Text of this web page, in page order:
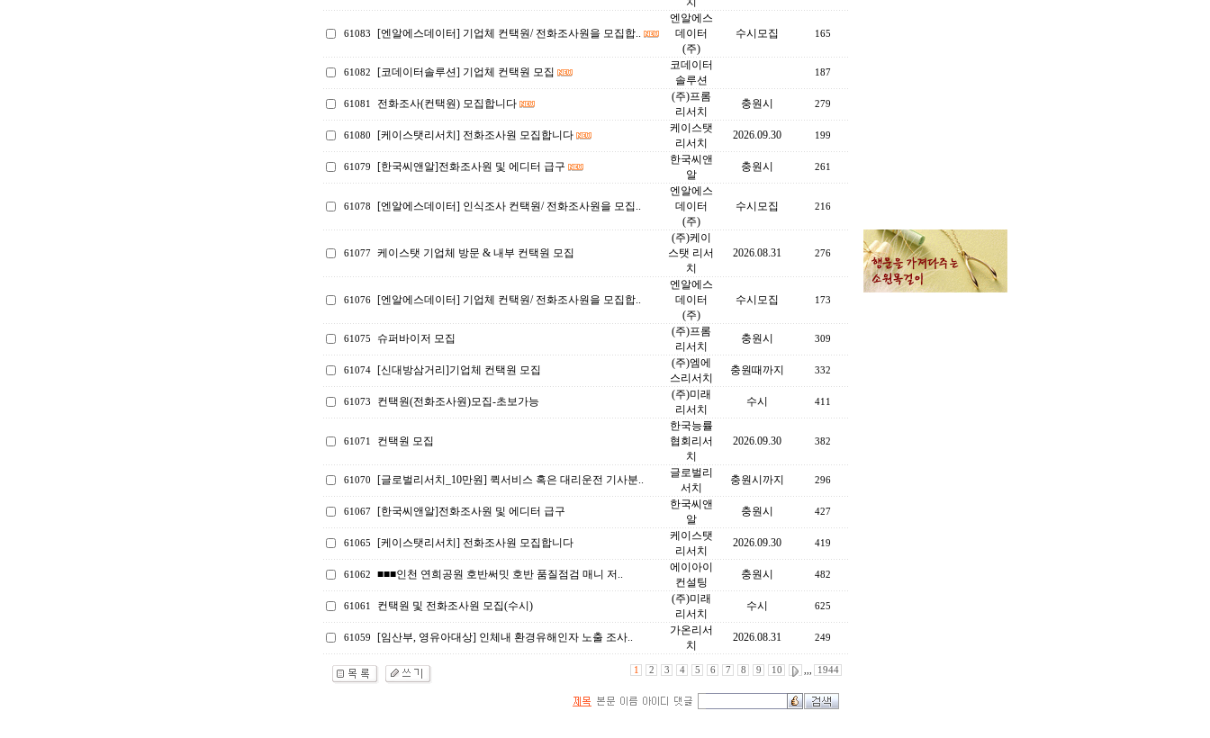
61083 [엔알에스데이터] 기업체 컨택원/ 전화조사원을 모집합..
엔알에스
데이터
(주)
수시모집 165
61082 [코데이터솔루션] 기업체 컨택원 모집
코데이터
솔루션
187
61081 전화조사(컨택원) 모집합니다
(주)프롬
리서치
충원시 279
61080 [케이스탯리서치] 전화조사원 모집합니다
케이스탯
리서치
2026.09.30 199
61079 [한국씨앤알]전화조사원 및 에디터 급구
한국씨앤
알
충원시 261
61078 [엔알에스데이터] 인식조사 컨택원/ 전화조사원을 모집..
엔알에스
데이터
(주)
수시모집 216
61077 케이스탯 기업체 방문 & 내부 컨택원 모집
(주)케이
스탯 리서
치
2026.08.31 276
61076 [엔알에스데이터] 기업체 컨택원/ 전화조사원을 모집합..
엔알에스
데이터
(주)
수시모집 173
61075 슈퍼바이저 모집
(주)프롬
리서치
충원시 309
61074 [신대방삼거리]기업체 컨택원 모집
(주)엠에
스리서치
충원때까지 332
61073 컨택원(전화조사원)모집-초보가능
(주)미래
리서치
수시 411
61071 컨택원 모집
한국능률
협회리서
치
2026.09.30 382
61070 [글로벌리서치_10만원] 퀵서비스 혹은 대리운전 기사분..
글로벌리
서치
충원시까지 296
61067 [한국씨앤알]전화조사원 및 에디터 급구
한국씨앤
알
충원시 427
61065 [케이스탯리서치] 전화조사원 모집합니다
케이스탯
리서치
2026.09.30 419
61062 ■■■인천 연희공원 호반써밋 호반 품질점검 매니 저..
에이아이
컨설팅
충원시 482
61061 컨택원 및 전화조사원 모집(수시)
(주)미래
리서치
수시 625
61059 [임산부, 영유아대상] 인체내 환경유해인자 노출 조사..
가온리서
치
2026.08.31 249
1 2 3 4 5 6 7 8 9 10 ,,, 1944